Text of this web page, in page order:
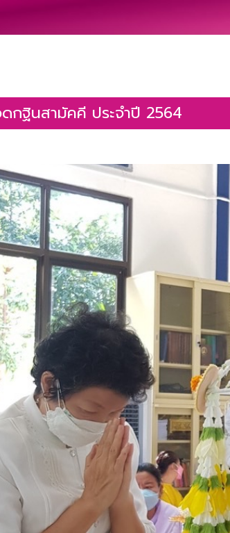
กฐินสามัคคี ประจำปี 2564